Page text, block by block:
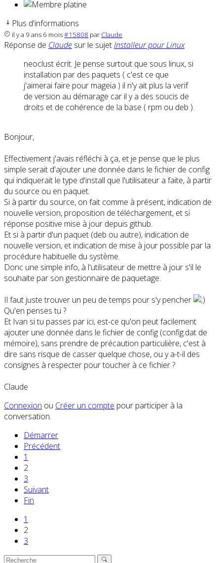
Plus d'informations
il y a 9 ans 6 mois#15808 par Claude
Réponse de Claude sur le sujetInstalleur pour Linux
neoclust écrit: Je pense surtout que sous linux, si
installation par des paquets ( c'est ce que
j'aimerai faire pour mageia ) il n'y ait plus la verif
de version au démarage car il y a des soucis de
droits et de cohérence de la base ( rpm ou deb ).
Bonjour,
Effectivement j'avais réfléchi à ça, et je pense que le plus
simple serait d'ajouter une donnée dans le fichier de config
qui indiquerait le type d'install que l'utilisateur a faite, à partir
du source ou en paquet.
Si à partir du source, on fait comme à présent, indication de
nouvelle version, proposition de téléchargement, et si
réponse positive mise à jour depuis github.
Et si à partir d'un paquet (deb ou autre), indication de
nouvelle version, et indication de mise à jour possible par la
procédure habituelle du système.
Donc une simple info, à l'utilisateur de mettre à jour s'il le
souhaite par son gestionnaire de paquetage.
Il faut juste trouver un peu de temps pour s'y pencher
Qu'en penses tu ?
Et Ivan si tu passes par ici, est-ce qu'on peut facilement
ajouter une donnée dans le fichier de config (config.dat de
mémoire), sans prendre de précaution particulière, c'est à
dire sans risque de casser quelque chose, ou y a-t-il des
consignes à respecter pour toucher à ce fichier ?
Claude
Connexion ou Créer un compte pour participer à la
conversation.
Démarrer
Précédent
1
2
3
Suivant
Fin
1
2
3